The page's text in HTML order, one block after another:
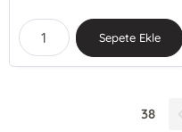
Sepete Ekle
38